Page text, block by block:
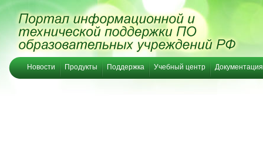
Новости Продукты Поддержка Учебный центр Документация